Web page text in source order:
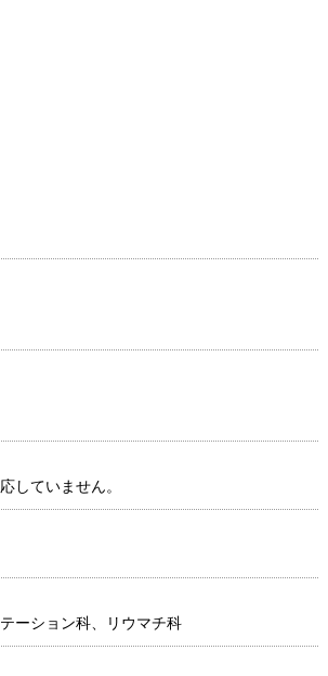
していません。
ーション科、リウマチ科